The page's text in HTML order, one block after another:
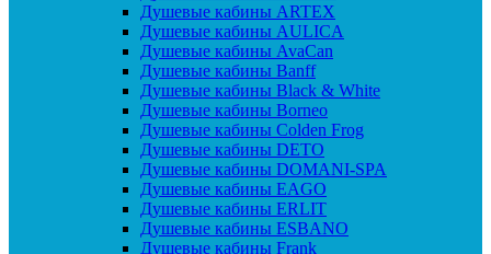
Душевые кабины ARTEX
Душевые кабины AULICA
Душевые кабины AvaCan
Душевые кабины Banff
Душевые кабины Black & White
Душевые кабины Borneo
Душевые кабины Colden Frog
Душевые кабины DETO
Душевые кабины DOMANI-SPA
Душевые кабины EAGO
Душевые кабины ERLIT
Душевые кабины ESBANO
Душевые кабины Frank